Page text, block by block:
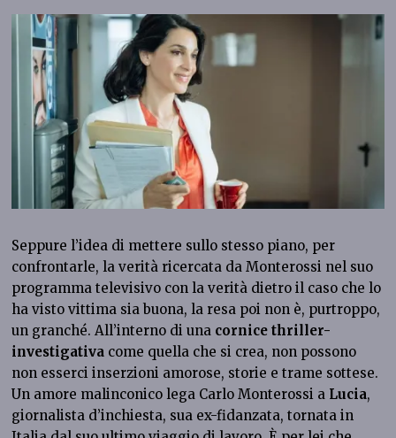
Seppure l’idea di mettere sullo stesso piano, per
confrontarle, la verità ricercata da Monterossi nel suo
programma televisivo con la verità dietro il caso che lo
ha visto vittima sia buona, la resa poi non è, purtroppo,
un granché. All’interno di una cornice thriller-
investigativa come quella che si crea, non possono
non esserci inserzioni amorose, storie e trame sottese.
Un amore malinconico lega Carlo Monterossi a Lucia,
giornalista d’inchiesta, sua ex-fidanzata, tornata in